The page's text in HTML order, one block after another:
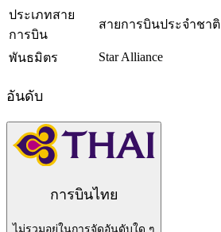
ประเภทสาย
การบิน
สายการบินประจำชาติ
พันธมิตร Star Alliance
อันดับ
การบินไทย
ไม่รวมอยู่ในการจัดอันดับใด ๆ